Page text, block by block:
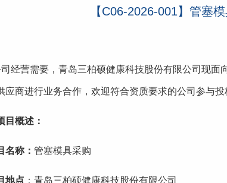
【C06-2026-001】管塞
经营需要，青岛三柏硕健康科技股份有限公司现面
应商进行业务合作，欢迎符合资质要求的公司参与投
目概述：
名称： 管塞模具采购
地点 ：青岛三柏硕健康科技股份有限公司